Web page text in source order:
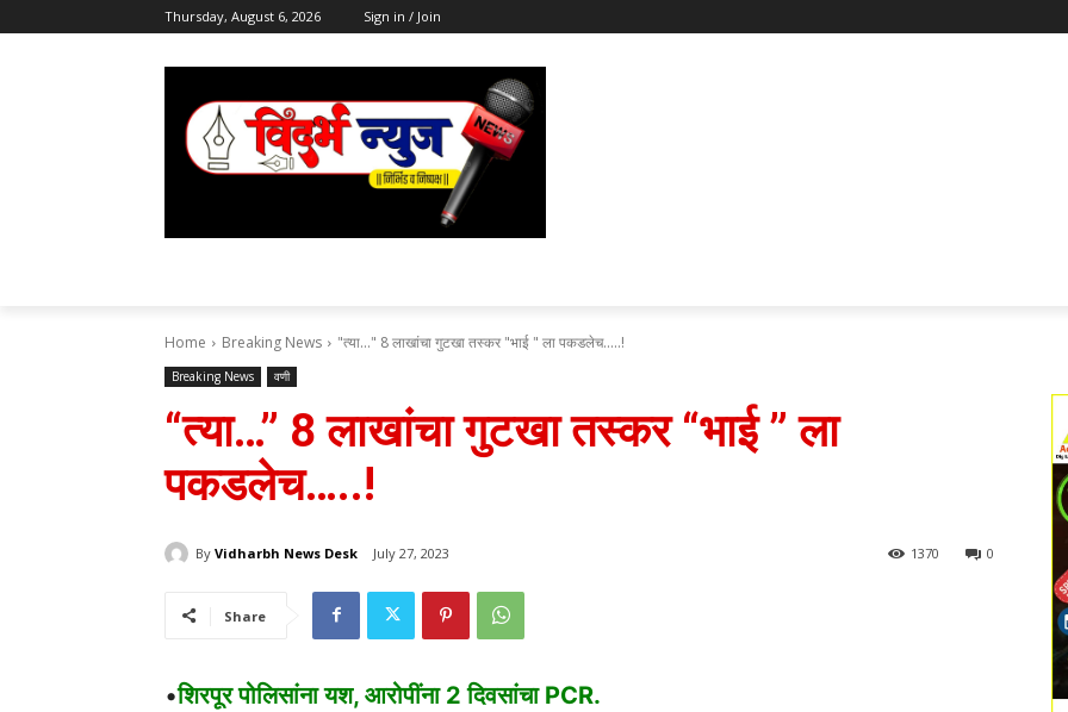
Thursday, August 6, 2026 Sign in / Join
Home Breaking News "त्या..." 8 लाखांचा गुटखा तस्कर "भाई " ला पकडलेच.....!
Breaking News वणी
“त्या…” 8 लाखांचा गुटखा तस्कर “भाई ” ला
पकडलेच…..!
By Vidharbh News Desk July 27, 2023 0
1370
Share
•शिरपूर पोलिसांना यश, आरोपींना 2 दिवसांचा PCR.